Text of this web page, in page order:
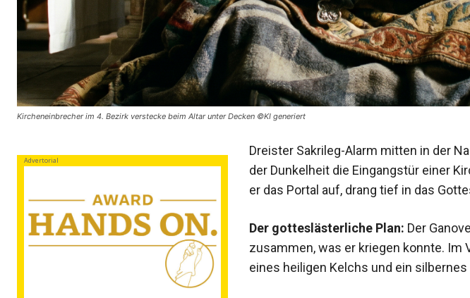
Kircheneinbrecher im 4. Bezirk verstecke beim Altar unter Decken ©KI generiert
Advertorial
Dreister Sakrileg-Alarm mitten in der
der Dunkelheit die Eingangstür einer
er das Portal auf, drang tief in das
Der gotteslästerliche Plan: Der
zusammen, was er kriegen konnte. Im
eines heiligen Kelchs und ein